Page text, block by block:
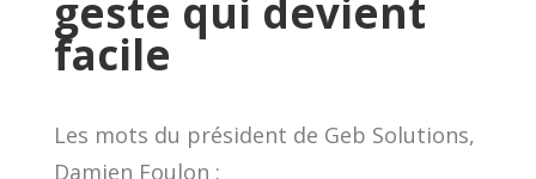
geste qui devient
facile
Les mots du président de Geb Solutions,
Damien Foulon :